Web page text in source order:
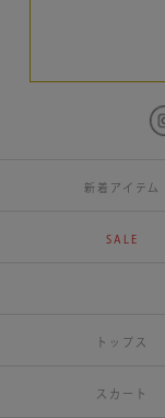
新着アイテム
SALE
トップス
スカート